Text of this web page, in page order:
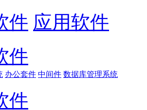
件 应用软件
件
办公套件 中间件 数据库管理系统
件